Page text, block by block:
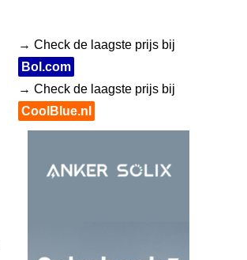
→ Check de laagste prijs bij
Bol.com
→ Check de laagste prijs bij
CoolBlue.nl